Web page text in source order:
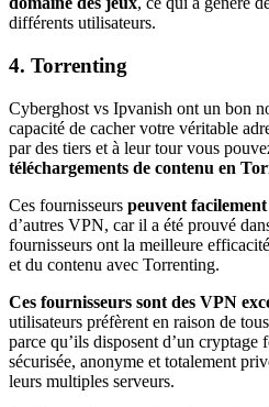
différents utilisateurs.
4. Torrenting
Cyberghost vs Ipvanish ont un bon
capacité de cacher votre véritable
par des tiers et à leur tour vous
téléchargements de contenu en
Ces fournisseurs peuvent
d’autres VPN, car il a été prouvé
fournisseurs ont la meilleure
et du contenu avec Torrenting.
Ces fournisseurs sont des VPN
utilisateurs préfèrent en raison de
parce qu’ils disposent d’un
sécurisée, anonyme et totalement
leurs multiples serveurs.